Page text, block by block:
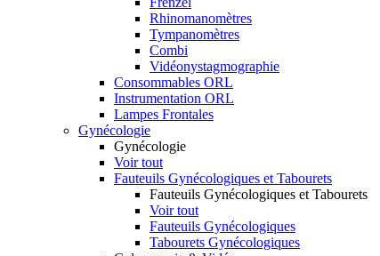
Rhinomanomètres
Tympanomètres
Combi
Vidéonystagmographie
Consommables ORL
Instrumentation ORL
Lampes Frontales
Gynécologie
Gynécologie
Voir tout
Fauteuils Gynécologiques et Tabourets
Fauteuils Gynécologiques et Tabourets
Voir tout
Fauteuils Gynécologiques
Tabourets Gynécologiques